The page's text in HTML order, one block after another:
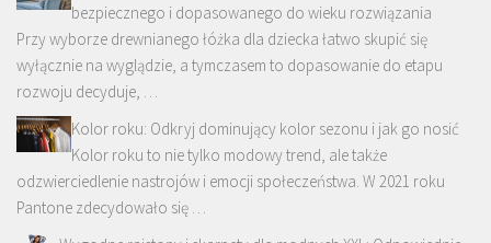
bezpiecznego i dopasowanego do wieku rozwiązania
Przy wyborze drewnianego łóżka dla dziecka łatwo skupić się
wyłącznie na wyglądzie, a tymczasem to dopasowanie do etapu
rozwoju decyduje, …
Kolor roku: Odkryj dominujący kolor sezonu i jak go nosić
Kolor roku to nie tylko modowy trend, ale także
odzwierciedlenie nastrojów i emocji społeczeństwa. W 2021 roku
Pantone zdecydowało się …